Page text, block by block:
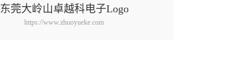
东莞大岭山卓越科电子Logo
https://www.zhuoyueke.com